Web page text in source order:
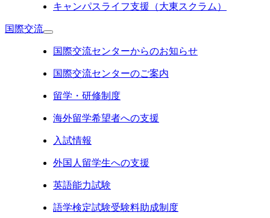
キャンパスライフ支援（大東スクラム）
国際交流
国際交流センターからのお知らせ
国際交流センターのご案内
留学・研修制度
海外留学希望者への支援
入試情報
外国人留学生への支援
英語能力試験
語学検定試験受験料助成制度